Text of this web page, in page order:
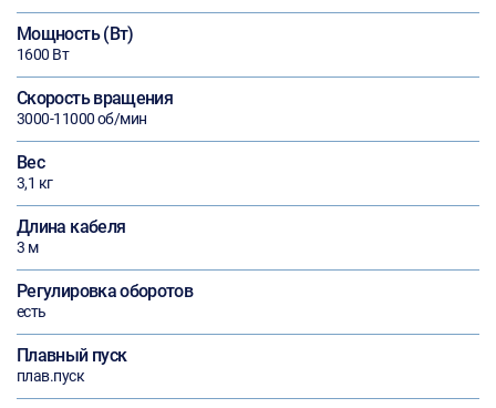
Мощность (Вт)
1600 Вт
Скорость вращения
3000-11000 об/мин
Вес
3,1 кг
Длина кабеля
3 м
Регулировка оборотов
есть
Плавный пуск
плав.пуск